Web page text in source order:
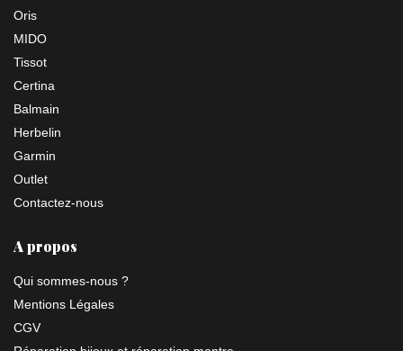
Oris
MIDO
Tissot
Certina
Balmain
Herbelin
Garmin
Outlet
Contactez-nous
A propos
Qui sommes-nous ?
Mentions Légales
CGV